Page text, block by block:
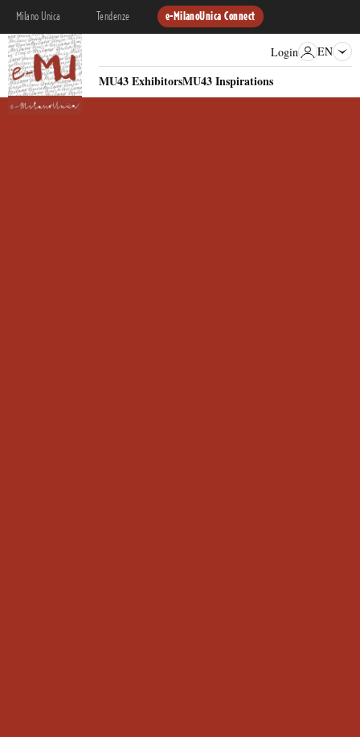
Milano Unica Tendenze e-MilanoUnica Connect
MU43 ExhibitorsMU43 Inspirations
Login EN